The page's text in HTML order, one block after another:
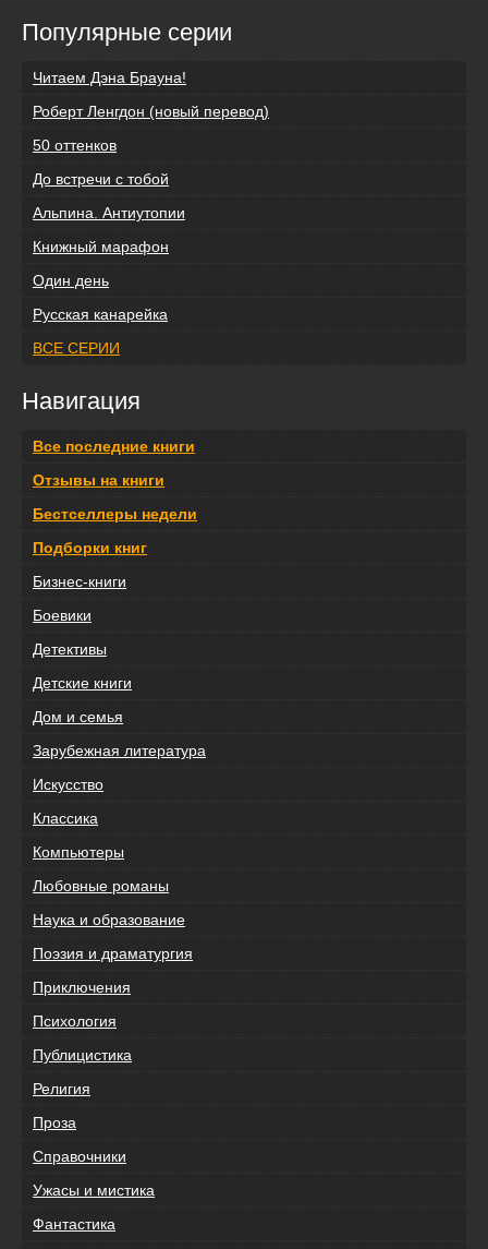
Популярные серии
Читаем Дэна Брауна!
Роберт Ленгдон (новый перевод)
50 оттенков
До встречи с тобой
Альпина. Антиутопии
Книжный марафон
Один день
Русская канарейка
ВСЕ СЕРИИ
Навигация
Все последние книги
Отзывы на книги
Бестселлеры недели
Подборки книг
Бизнес-книги
Боевики
Детективы
Детские книги
Дом и семья
Зарубежная литература
Искусство
Классика
Компьютеры
Любовные романы
Наука и образование
Поэзия и драматургия
Приключения
Психология
Публицистика
Религия
Проза
Справочники
Ужасы и мистика
Фантастика